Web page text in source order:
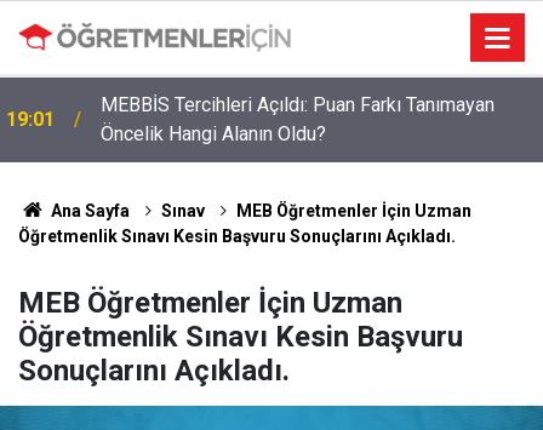
MEBBİS Tercihleri Açıldı: Puan Farkı Tanımayan
Öncelik Hangi Alanın Oldu?
09:03
Öğretmenlere Müjdeli Haber: Bu 12 İlde Norm
Kadro Tıkanıklığı Yaşanmayacak
Ana Sayfa Sınav
MEB Öğretmenler İçin Uzman
Öğretmenlik Sınavı Kesin Başvuru Sonuçlarını Açıkladı.
MEB Öğretmenler İçin Uzman
Öğretmenlik Sınavı Kesin Başvuru
Sonuçlarını Açıkladı.